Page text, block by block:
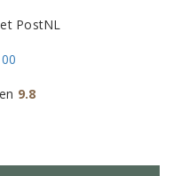
PostNL
9.8